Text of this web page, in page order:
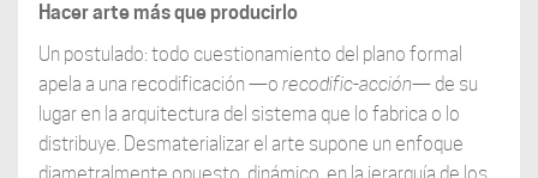
Hacer arte más que producirlo
Un postulado: todo cuestionamiento del plano formal
apela a una recodificación —o recodific-acción— de su
lugar en la arquitectura del sistema que lo fabrica o lo
distribuye. Desmaterializar el arte supone un enfoque